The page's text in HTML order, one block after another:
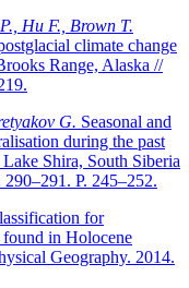
Hu F., Brown T.
climate change
Range, Alaska //
G. Seasonal and
during the past
Shira, South Siberia
P. 245–252.
for
found in Holocene
Geography. 2014.